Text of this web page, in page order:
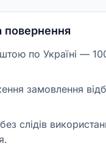
повернення
по Україні —
замовлення
слідів